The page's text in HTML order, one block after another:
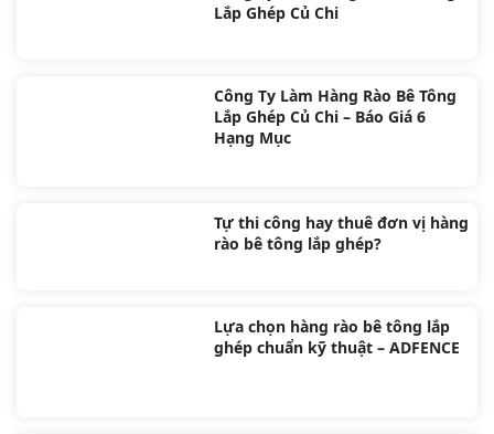
Lắp Ghép Củ Chi
Công Ty Làm Hàng Rào Bê Tông
Lắp Ghép Củ Chi – Báo Giá 6
Hạng Mục
Tự thi công hay thuê đơn vị hàng
rào bê tông lắp ghép?
Lựa chọn hàng rào bê tông lắp
ghép chuẩn kỹ thuật – ADFENCE